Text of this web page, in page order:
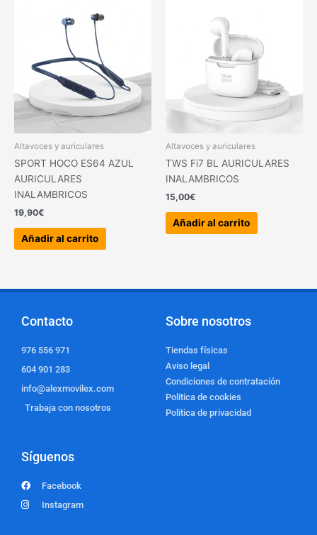
Altavoces y auriculares
SPORT HOCO ES64 AZUL
AURICULARES
INALAMBRICOS
19,90€
Añadir al carrito
Altavoces y auriculares
TWS Fi7 BL AURICULARES
INALAMBRICOS
15,00€
Añadir al carrito
Contacto
976 556 971
604 901 283
info@alexmovilex.com
Trabaja con nosotros
Sobre nosotros
Tiendas físicas
Aviso legal
Condiciones de contratación
Politica de cookies
Politica de privacidad
Síguenos
Facebook
Instagram